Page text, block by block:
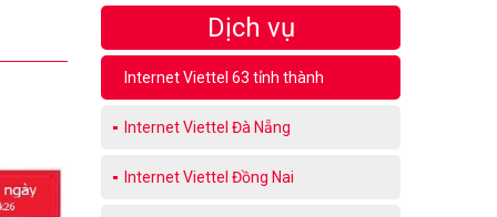
Dịch vụ
Internet Viettel 63 tỉnh thành
Internet Viettel Đà Nẵng
Internet Viettel Đồng Nai